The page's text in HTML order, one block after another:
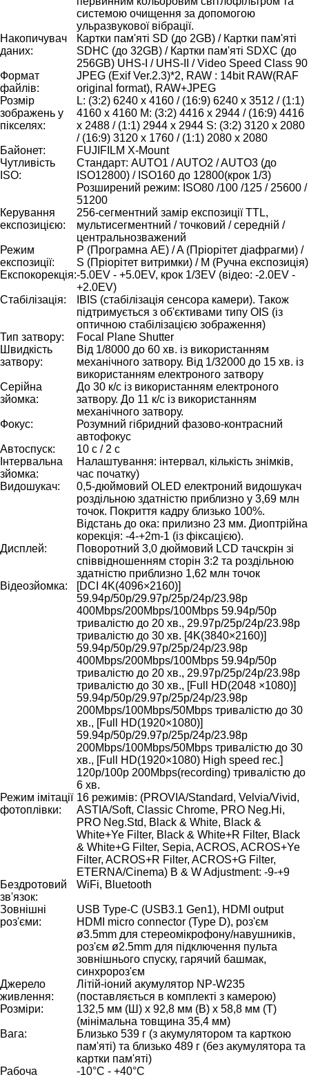
системою очищення за допомогою
ульразвукової вібрації.
Накопичувач
даних:
Картки пам'яті SD (до 2GB) / Картки пам'яті
SDHC (до 32GB) / Картки пам'яті SDXC (до
256GB) UHS-I / UHS-II / Video Speed Class 90
Формат
файлів:
JPEG (Exif Ver.2.3)*2, RAW : 14bit RAW(RAF
original format), RAW+JPEG
Розмір
зображень у
пікселях:
L: (3:2) 6240 x 4160 / (16:9) 6240 x 3512 / (1:1)
4160 x 4160 M: (3:2) 4416 x 2944 / (16:9) 4416
x 2488 / (1:1) 2944 x 2944 S: (3:2) 3120 x 2080
/ (16:9) 3120 x 1760 / (1:1) 2080 x 2080
Байонет:
FUJIFILM X-Mount
Чутливість
ISO:
Стандарт: AUTO1 / AUTO2 / AUTO3 (до
ISO12800) / ISO160 до 12800(крок 1/3)
Розширений режим: ISO80 /100 /125 / 25600 /
51200
Керування
експозицією:
256-сегментний замір експозиції TTL,
мультисегментний / точковий / середній /
центральнозважений
Режим
експозиції:
P (Програмна AE) / A (Пріорітет діафрагми) /
S (Пріорітет витримки) / M (Ручна експозиція)
Експокорекція:-5.0EV - +5.0EV, крок 1/3EV (відео: -2.0EV -
+2.0EV)
Стабілізація:
IBIS (стабілізація сенсора камери). Також
підтримується з об'єктивами типу OIS (із
оптичною стабілізацією зображення)
Тип затвору:
Focal Plane Shutter
Швидкість
затвору:
Від 1/8000 до 60 хв. із використанням
механічного затвору. Від 1/32000 до 15 хв. із
використанням електроного затвору
Серійна
зйомка:
До 30 к/с із використанням електроного
затвору. До 11 к/с із використанням
механічного затвору.
Фокус:
Розумний гібридний фазово-контрасний
автофокус
Автоспуск:
10 с / 2 с
Інтервальна
зйомка:
Налаштування: інтервал, кількість знімків,
час початку)
Видошукач:
0,5-дюймовий OLED електроний видошукач
роздільною здатністю приблизно у 3,69 млн
точок. Покриття кадру близько 100%.
Відстань до ока: прилизно 23 мм. Диоптрійна
корекція: -4-+2m-1 (із фіксацією).
Дисплей:
Поворотний 3,0 дюймовий LCD тачскрін зі
співвідношенням сторін 3:2 та роздільною
здатністю приблизно 1,62 млн точок
Відеозйомка:
[DCI 4K(4096×2160)]
59.94p/50p/29.97p/25p/24p/23.98p
400Mbps/200Mbps/100Mbps 59.94p/50p
тривалістю до 20 хв., 29.97p/25p/24p/23.98p
тривалістю до 30 хв. [4K(3840×2160)]
59.94p/50p/29.97p/25p/24p/23.98p
400Mbps/200Mbps/100Mbps 59.94p/50p
тривалістю до 20 хв., 29.97p/25p/24p/23.98p
тривалістю до 30 хв., [Full HD(2048 ×1080)]
59.94p/50p/29.97p/25p/24p/23.98p
200Mbps/100Mbps/50Mbps тривалістю до 30
хв., [Full HD(1920×1080)]
59.94p/50p/29.97p/25p/24p/23.98p
200Mbps/100Mbps/50Mbps тривалістю до 30
хв., [Full HD(1920×1080) High speed rec.]
120p/100p 200Mbps(recording) тривалістю до
6 хв.
Режим імітації
фотоплівки:
16 режимів: (PROVIA/Standard, Velvia/Vivid,
ASTIA/Soft, Classic Chrome, PRO Neg.Hi,
PRO Neg.Std, Black & White, Black &
White+Ye Filter, Black & White+R Filter, Black
& White+G Filter, Sepia, ACROS, ACROS+Ye
Filter, ACROS+R Filter, ACROS+G Filter,
ETERNA/Cinema) B & W Adjustment: -9-+9
Бездротовий
зв'язок:
WiFi, Bluetooth
Зовнішні
роз'єми:
USB Type-C (USB3.1 Gen1), HDMI output
HDMI micro connector (Type D), роз'єм
ø3.5mm для стереомікрофону/навушників,
роз'єм ø2.5mm для підключення пульта
зовнішнього спуску, гарячий башмак,
синхророз'єм
Джерело
живлення:
Літій-іоний акумулятор NP-W235
(поставляється в комплекті з камерою)
Розміри:
132,5 мм (Ш) x 92,8 мм (В) x 58,8 мм (Т)
(мінімальна товщина 35,4 мм)
Вага:
Близько 539 г (з акумулятором та карткою
пам'яті) та близько 489 г (без акумулятора та
картки пам'яті)
Рабоча
-10°C - +40°C